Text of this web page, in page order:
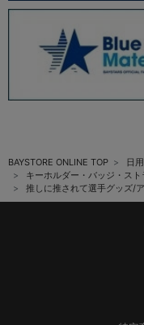
BAYSTORE ONLINE TOP
日
キーホルダー・バッジ・スト
推しに推されて選手グッズ/